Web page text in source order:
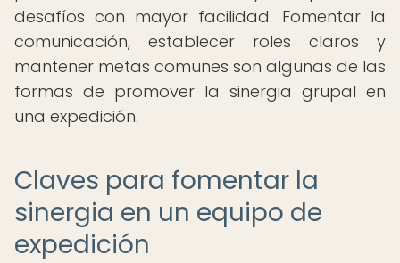
desafíos con mayor facilidad. Fomentar la
comunicación, establecer roles claros y
mantener metas comunes son algunas de las
formas de promover la sinergia grupal en
una expedición.
Claves para fomentar la
sinergia en un equipo de
expedición